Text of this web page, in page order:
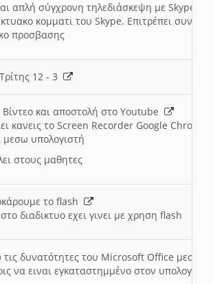
απλή σύγχρονη τηλεδιάσκεψη με Skype
κομματι του Skype. Επιτρέπει
προσβασης
12 - 3
Βίντεο και αποστολή στο Youtube
κανεις το Screen Recorder Google Chrome
μεσω υπολογιστή
στους μαθητες
το flash
διαδικτυο εχει γινει με χρηση flash
δυνατότητες του Microsoft Office μεσω
να ειναι εγκαταστημμένο στον